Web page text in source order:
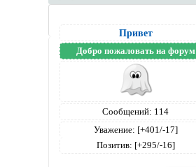
Привет
Добро пожаловать на форум
Сообщений: 114
Уважение: [+401/-17]
Позитив: [+295/-16]